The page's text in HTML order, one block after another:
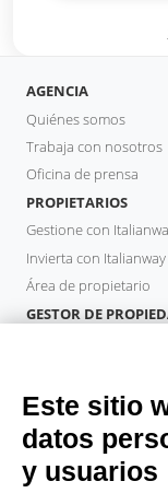
AGENCIA
Quiénes somos
Trabaja con nosotros
Oficina de prensa
PROPIETARIOS
Gestione con
Invierta con Italianway
Área de propietario
GESTOR DE
HUÉSPEDES
Reserve una estancia
Estancias largas
Experiencias para los
Este sitio
datos
y usuarios